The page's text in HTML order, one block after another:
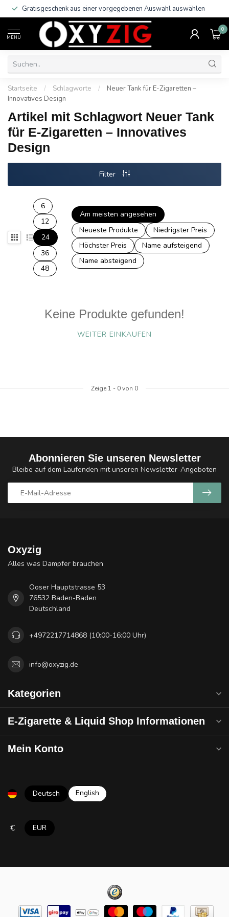
Gratisgeschenk aus einer vorgegebenen Auswahl auswählen
MENU
0
Startseite / Schlagworte /
Neuer Tank für E-Zigaretten –
Innovatives Design
Artikel mit Schlagwort Neuer Tank
für E-Zigaretten – Innovatives
Design
Filter
6
12
24
36
48
Am meisten angesehen
Neueste Produkte
Niedrigster Preis
Höchster Preis
Name aufsteigend
Name absteigend
Keine Produkte gefunden!
WEITER EINKAUFEN
Zeige 1 - 0von 0
Abonnieren Sie unseren Newsletter
Bleibe auf dem Laufenden mit unseren Newsletter-Angeboten
Oxyzig
Alles was Dampfer brauchen
Ooser Hauptstrasse 53
76532 Baden-Baden
Deutschland
+4972217714868 (10:00-16:00 Uhr)
info@oxyzig.de
Kategorien
E-Zigarette & Liquid Shop Informationen
Mein Konto
Deutsch English
€ EUR